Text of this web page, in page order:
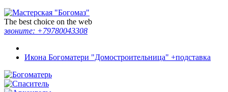
The best choice on the web
звоните: +79780043308
Икона Богоматери "Домостроительница" +подставка